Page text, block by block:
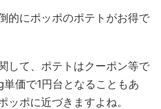
的にポッポのポテトがお得で
して、ポテトはクーポン等で
価で1円台となることもあ
ッポに近づきますよね。